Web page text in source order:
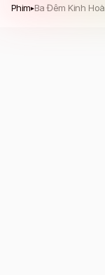
Phim▸Ba Đêm Kinh